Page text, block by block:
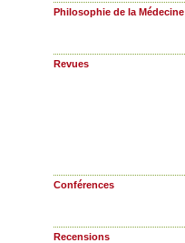
Philosophie de la Médecine
Revues
Conférences
Recensions